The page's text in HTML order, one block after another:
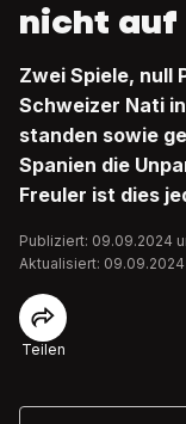
nicht auf
Zwei Spiele, null
Schweizer Nati
standen sowie
Spanien die
Freuler ist dies
Publiziert: 09.09.2024
Aktualisiert: 09.09.2024
Teilen